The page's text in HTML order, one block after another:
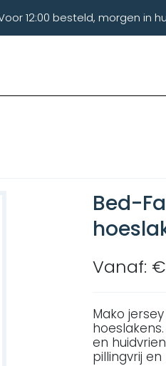
12:00 besteld, morgen in
Bed-
Vanaf:
Mako
en
pillingvrij